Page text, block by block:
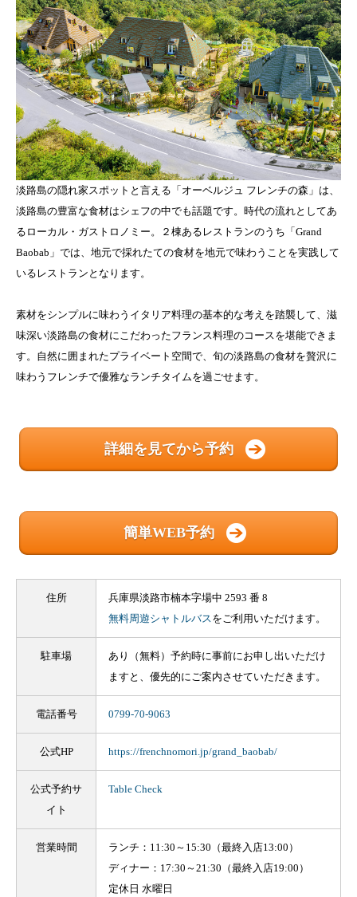
淡路島の隠れ家スポットと言える「オーベルジュ フレンチの森」は、
淡路島の豊富な食材はシェフの中でも話題です。時代の流れとしてあ
るローカル・ガストロノミー。２棟あるレストランのうち「Grand
Baobab」では、地元で採れたての食材を地元で味わうことを実践して
いるレストランとなります。
素材をシンプルに味わうイタリア料理の基本的な考えを踏襲して、滋
味深い淡路島の食材にこだわったフランス料理のコースを堪能できま
す。自然に囲まれたプライベート空間で、旬の淡路島の食材を贅沢に
味わうフレンチで優雅なランチタイムを過ごせます。
詳細を見てから予約
簡単WEB予約
住所
兵庫県淡路市楠本字場中 2593 番 8
無料周遊シャトルバスをご利用いただけます。
駐車場
あり（無料）予約時に事前にお申し出いただけ
ますと、優先的にご案内させていただきます。
電話番号 0799-70-9063
公式HP https://frenchnomori.jp/grand_baobab/
公式予約サ
イト
Table Check
営業時間
ランチ：11:30～15:30（最終入店13:00）
ディナー：17:30～21:30（最終入店19:00）
定休日 水曜日